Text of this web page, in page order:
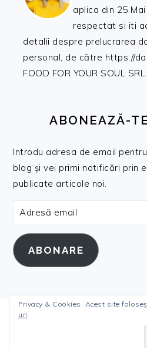
aplica din 25
respectat si iti
detalii despre prelucrarea
personal, de către https://
FOOD FOR YOUR SOUL SRL.
ABONEAZĂ-
Introdu adresa de email
blog și vei primi notificări prin
publicate articole noi.
Adresă
ABONARE
COPYRIGHT © 2026
FOODIE
Privacy & Cookies. Acest site
uri